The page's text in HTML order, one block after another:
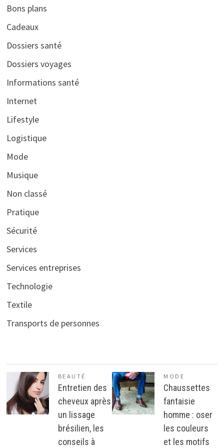
Bons plans
Cadeaux
Dossiers santé
Dossiers voyages
Informations santé
Internet
Lifestyle
Logistique
Mode
Musique
Non classé
Pratique
Sécurité
Services
Services entreprises
Technologie
Textile
Transports de personnes
BEAUTÉ
Entretien des
cheveux après
un lissage
brésilien, les
conseils à
MODE
Chaussettes
fantaisie
homme : oser
les couleurs
et les motifs